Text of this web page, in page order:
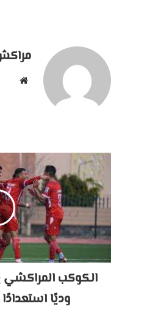
الكوكب المراكشي
وديًا